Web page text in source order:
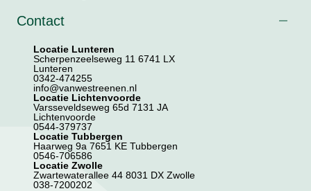
Contact
Locatie Lunteren
Scherpenzeelseweg 11 6741 LX
Lunteren
0342-474255
info@vanwestreenen.nl
Locatie Lichtenvoorde
Varsseveldseweg 65d 7131 JA
Lichtenvoorde
0544-379737
Locatie Tubbergen
Haarweg 9a 7651 KE Tubbergen
0546-706586
Locatie Zwolle
Zwartewaterallee 44 8031 DX Zwolle
038-7200202